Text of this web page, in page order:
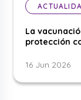
La
protección
16 Jun 2026